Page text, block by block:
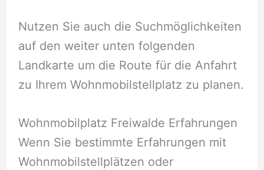
Nutzen Sie auch die Suchmöglichkeiten
auf den weiter unten folgenden
Landkarte um die Route für die Anfahrt
zu Ihrem Wohnmobilstellplatz zu planen.
Wohnmobilplatz Freiwalde Erfahrungen
Wenn Sie bestimmte Erfahrungen mit
Wohnmobilstellplätzen oder